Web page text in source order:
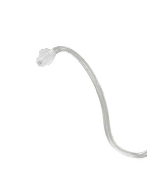
Hoorapparaatbatterijen
ReSound Vivia
Oticon IntentSignia SilkFilters
Oticon Intent 1 - Oplaadbaar
De Oticon Intent is het nieuwste hoorapparaat